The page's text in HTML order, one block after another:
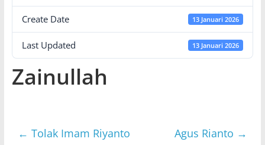
Create Date 13 Januari 2026
Last Updated 13 Januari 2026
Zainullah
← Tolak Imam Riyanto Agus Rianto →